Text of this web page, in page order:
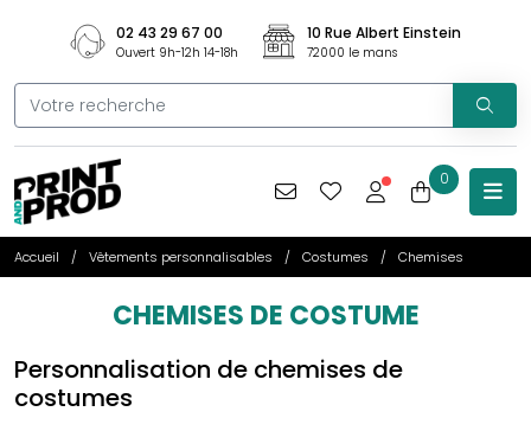
02 43 29 67 00
Ouvert 9h-12h 14-18h
10 Rue Albert Einstein
72000 le mans
0
Accueil Vêtements personnalisables Costumes Chemises
CHEMISES DE COSTUME
Personnalisation de chemises de
costumes